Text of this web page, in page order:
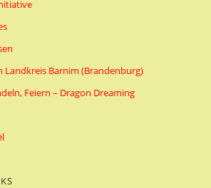
Barnim (Brandenburg)
Feiern – Dragon Dreaming